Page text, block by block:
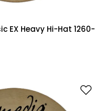
EX Heavy Hi-Hat 1260-